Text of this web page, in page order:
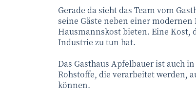
Gerade da sieht das Team vom
seine Gäste neben einer
Hausmannskost bieten. Eine Kost,
Industrie zu tun hat.
Das Gasthaus Apfelbauer ist auch
Rohstoffe, die verarbeitet werden,
können.